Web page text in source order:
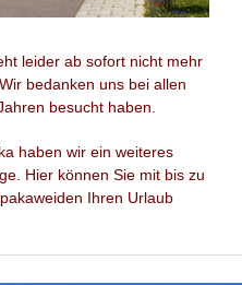
leider ab sofort nicht mehr
bedanken uns bei allen
besucht haben.
haben wir ein weiteres
Hier können Sie mit bis zu
Ihren Urlaub